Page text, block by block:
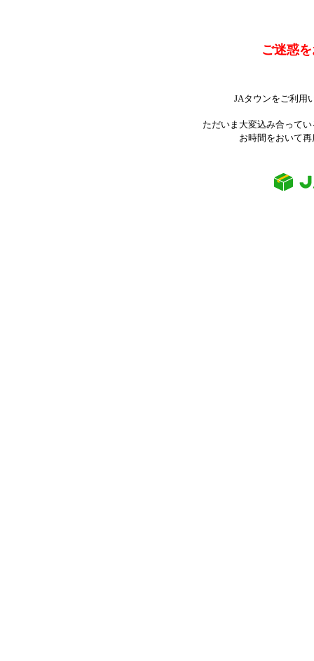
ご迷惑
JAタウンをご利用
ただいま大変込み合って
お時間をおいて